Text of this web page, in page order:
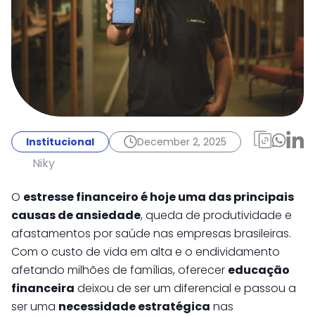
TudoNoBolso: como o
benefício financeiro
ajuda colaboradores a
sair do vermelho
Institucional December 2, 2025
Niky
O estresse financeiro é hoje uma das principais
causas de ansiedade, queda de produtividade e
afastamentos por saúde nas empresas brasileiras.
Com o custo de vida em alta e o endividamento
afetando milhões de famílias, oferecer educação
financeira deixou de ser um diferencial e passou a
ser uma necessidade estratégica nas